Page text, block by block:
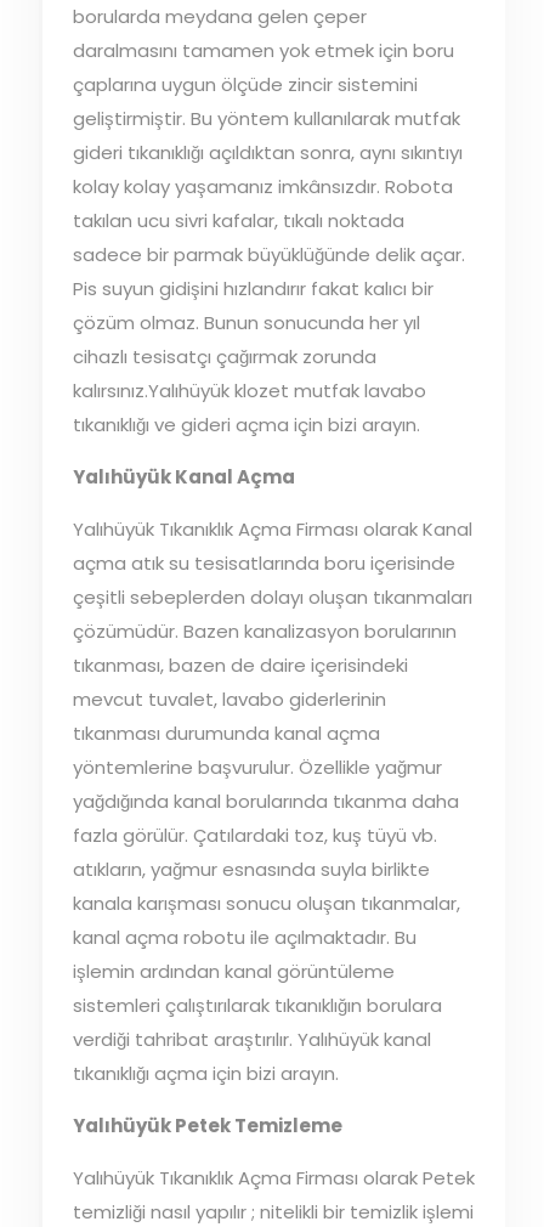
borularda meydana gelen çeper
daralmasını tamamen yok etmek için boru
çaplarına uygun ölçüde zincir sistemini
geliştirmiştir. Bu yöntem kullanılarak mutfak
gideri tıkanıklığı açıldıktan sonra, aynı sıkıntıyı
kolay kolay yaşamanız imkânsızdır. Robota
takılan ucu sivri kafalar, tıkalı noktada
sadece bir parmak büyüklüğünde delik açar.
Pis suyun gidişini hızlandırır fakat kalıcı bir
çözüm olmaz. Bunun sonucunda her yıl
cihazlı tesisatçı çağırmak zorunda
kalırsınız.Yalıhüyük klozet mutfak lavabo
tıkanıklığı ve gideri açma için bizi arayın.
Yalıhüyük Kanal Açma
Yalıhüyük Tıkanıklık Açma Firması olarak Kanal
açma atık su tesisatlarında boru içerisinde
çeşitli sebeplerden dolayı oluşan tıkanmaları
çözümüdür. Bazen kanalizasyon borularının
tıkanması, bazen de daire içerisindeki
mevcut tuvalet, lavabo giderlerinin
tıkanması durumunda kanal açma
yöntemlerine başvurulur. Özellikle yağmur
yağdığında kanal borularında tıkanma daha
fazla görülür. Çatılardaki toz, kuş tüyü vb.
atıkların, yağmur esnasında suyla birlikte
kanala karışması sonucu oluşan tıkanmalar,
kanal açma robotu ile açılmaktadır. Bu
işlemin ardından kanal görüntüleme
sistemleri çalıştırılarak tıkanıklığın borulara
verdiği tahribat araştırılır. Yalıhüyük kanal
tıkanıklığı açma için bizi arayın.
Yalıhüyük Petek Temizleme
Yalıhüyük Tıkanıklık Açma Firması olarak Petek
temizliği nasıl yapılır ; nitelikli bir temizlik işlemi